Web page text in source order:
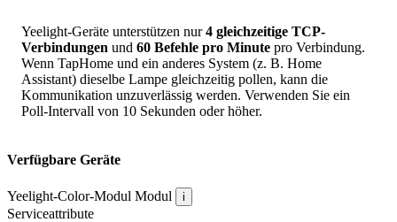
Yeelight-Geräte unterstützen nur4 gleichzeitige TCP-
Verbindungen und 60 Befehle pro Minute pro Verbindung.
Wenn TapHome und ein anderes System (z. B. Home
Assistant) dieselbe Lampe gleichzeitig pollen, kann die
Kommunikation unzuverlässig werden. Verwenden Sie ein
Poll-Intervall von 10 Sekunden oder höher.
Verfügbare Geräte
Yeelight-Color-Modul Modul i
Serviceattribute